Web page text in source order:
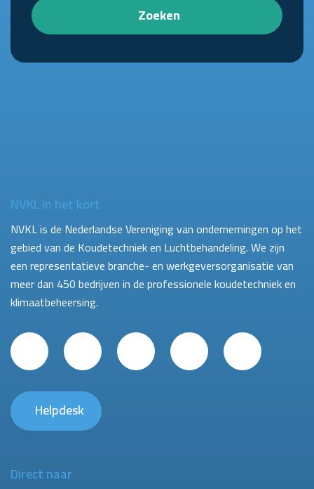
Zoeken
NVKL in het kort
NVKL is de Nederlandse Vereniging van ondernemingen op het
gebied van de Koudetechniek en Luchtbehandeling. We zijn
een representatieve branche- en werkgeversorganisatie van
meer dan 450 bedrijven in de professionele koudetechniek en
klimaatbeheersing.
Helpdesk
Direct naar